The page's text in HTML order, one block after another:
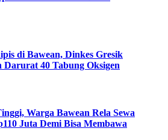
di Bawean, Dinkes Gresik
Darurat 40 Tabung Oksigen
Warga Bawean Rela Sewa
Juta Demi Bisa Membawa